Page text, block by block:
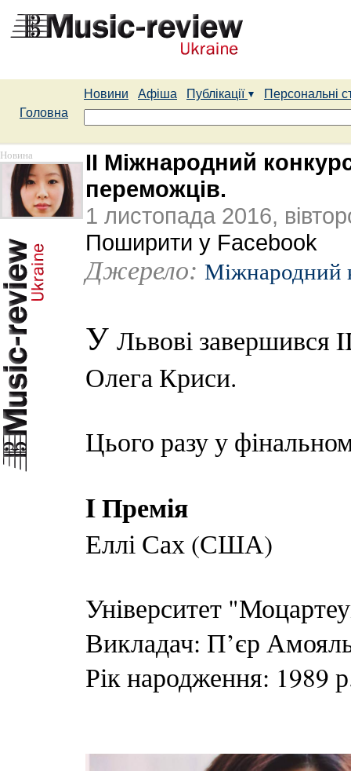
Новини Афіша Публікації
Персональні
Головна
Новина
II Міжнародний
переможців.
1 листопада 2016,
Поширити у Facebook
Джерело: Міжнародний
У Львові завершився
Олега Криси.
Цього разу у
I Премія
Еллі Сах (США)
Університет
Викладач: П’єр
Рік народження: 1989